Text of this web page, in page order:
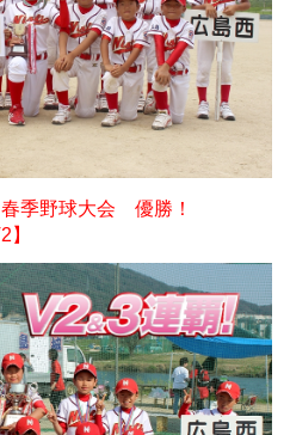
季野球大会 優勝！